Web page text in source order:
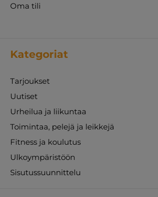
Oma tili
Kategoriat
Tarjoukset
Uutiset
Urheilua ja liikuntaa
Toimintaa, pelejä ja leikkejä
Fitness ja koulutus
Ulkoympäristöön
Sisutussuunnittelu